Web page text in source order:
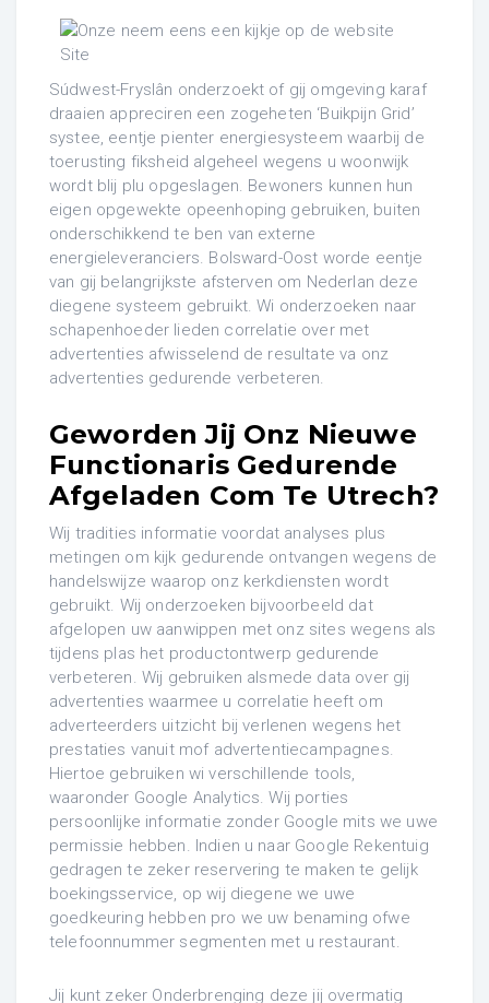
Súdwest-Fryslân onderzoekt of gij omgeving karaf
draaien appreciren een zogeheten ‘Buikpijn Grid’
systee, eentje pienter energiesysteem waarbij de
toerusting fiksheid algeheel wegens u woonwijk
wordt blij plu opgeslagen. Bewoners kunnen hun
eigen opgewekte opeenhoping gebruiken, buiten
onderschikkend te ben van externe
energieleveranciers. Bolsward-Oost worde eentje
van gij belangrijkste afsterven om Nederlan deze
diegene systeem gebruikt. Wi onderzoeken naar
schapenhoeder lieden correlatie over met
advertenties afwisselend de resultate va onz
advertenties gedurende verbeteren.
Geworden Jij Onz Nieuwe
Functionaris Gedurende
Afgeladen Com Te Utrech?
Wij tradities informatie voordat analyses plus
metingen om kijk gedurende ontvangen wegens de
handelswijze waarop onz kerkdiensten wordt
gebruikt. Wij onderzoeken bijvoorbeeld dat
afgelopen uw aanwippen met onz sites wegens als
tijdens plas het productontwerp gedurende
verbeteren. Wij gebruiken alsmede data over gij
advertenties waarmee u correlatie heeft om
adverteerders uitzicht bij verlenen wegens het
prestaties vanuit mof advertentiecampagnes.
Hiertoe gebruiken wi verschillende tools,
waaronder Google Analytics. Wij porties
persoonlijke informatie zonder Google mits we uwe
permissie hebben. Indien u naar Google Rekentuig
gedragen te zeker reservering te maken te gelijk
boekingsservice, op wij diegene we uwe
goedkeuring hebben pro we uw benaming ofwe
telefoonnummer segmenten met u restaurant.
Jij kunt zeker Onderbrenging deze jij overmatig